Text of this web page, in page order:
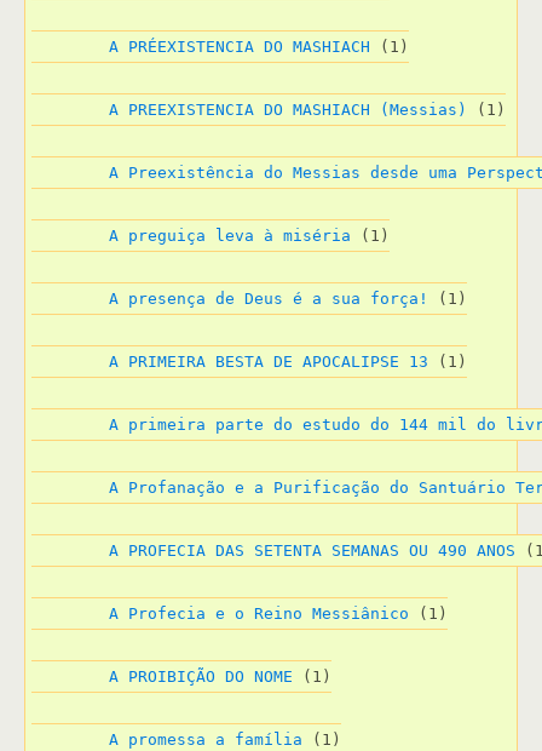
A PRÉEXISTENCIA DO MASHIACH (1)
A PREEXISTENCIA DO MASHIACH (Messias) (1)
A Preexistência do Messias desde uma
A preguiça leva à miséria (1)
A presença de Deus é a sua força! (1)
A PRIMEIRA BESTA DE APOCALIPSE 13 (1)
A primeira parte do estudo do 144 mil do
A Profanação e a Purificação do Santuário
A PROFECIA DAS SETENTA SEMANAS OU 490 ANOS
A Profecia e o Reino Messiânico (1)
A PROIBIÇÃO DO NOME (1)
A promessa a família (1)